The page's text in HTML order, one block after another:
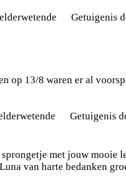
Getuigenis
op 13/8 waren er al
Getuigenis
met jouw mooie
van harte bedanken